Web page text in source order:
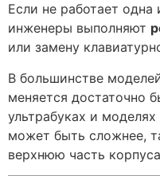
Если не работает
инженеры выполняют
или замену
В большинстве
меняется достаточно
ультрабуках и
может быть сложнее,
верхнюю часть